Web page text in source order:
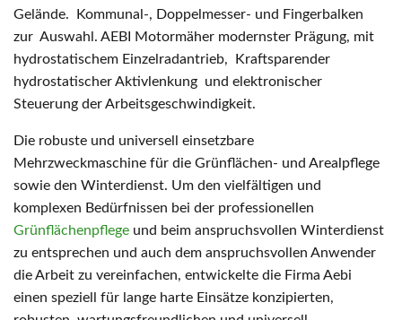
Gelände. Kommunal-, Doppelmesser- und Fingerbalken
zur Auswahl. AEBI Motormäher modernster Prägung, mit
hydrostatischem Einzelradantrieb, Kraftsparender
hydrostatischer Aktivlenkung und elektronischer
Steuerung der Arbeitsgeschwindigkeit.
Die robuste und universell einsetzbare
Mehrzweckmaschine für die Grünflächen- und Arealpflege
sowie den Winterdienst. Um den vielfältigen und
komplexen Bedürfnissen bei der professionellen
Grünflächenpflege und beim anspruchsvollen Winterdienst
zu entsprechen und auch dem anspruchsvollen Anwender
die Arbeit zu vereinfachen, entwickelte die Firma Aebi
einen speziell für lange harte Einsätze konzipierten,